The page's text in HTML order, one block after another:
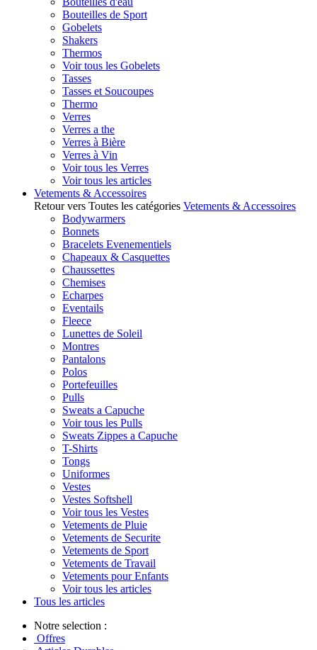
Bouteilles de Sport
Gobelets
Shakers
Thermos
Voir tous les Gobelets
Tasses
Tasses et Soucoupes
Thermo
Verres
Verres a the
Verres à Bière
Verres à Vin
Voir tous les Verres
Voir tous les articles
Vetements & Accessoires
Retour vers Toutes les catégories Vetements & Accessoires
Bodywarmers
Bonnets
Bracelets Evenementiels
Chapeaux & Casquettes
Chaussettes
Chemises
Echarpes
Eventails
Fleece
Lunettes de Soleil
Montres
Pantalons
Polos
Portefeuilles
Pulls
Sweats a Capuche
Voir tous les Pulls
Sweats Zippes a Capuche
T-Shirts
Tongs
Uniformes
Vestes
Vestes Softshell
Voir tous les Vestes
Vetements de Pluie
Vetements de Securite
Vetements de Sport
Vetements de Travail
Vetements pour Enfants
Voir tous les articles
Tous les articles
Notre selection :
Offres